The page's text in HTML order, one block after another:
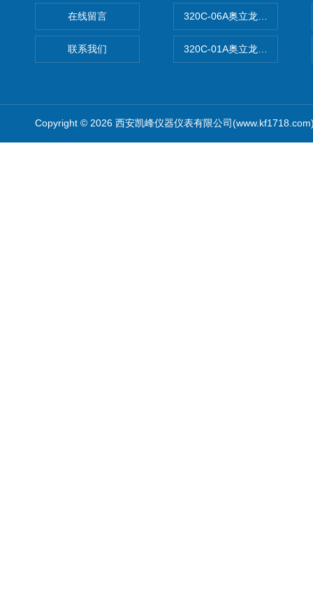
在线留言
联系我们
320C-06A奥立龙实验室便携
320C-01A奥立龙实验室便携
Copyright © 2026 西安凯峰仪器仪表有限公司